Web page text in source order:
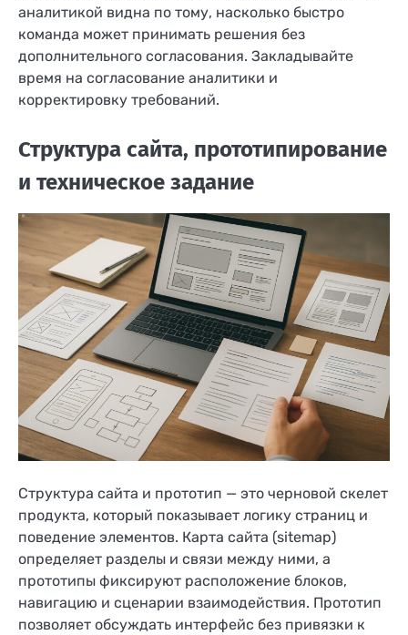
аналитикой видна по тому, насколько быстро
команда может принимать решения без
дополнительного согласования. Закладывайте
время на согласование аналитики и
корректировку требований.
Структура сайта, прототипирование
и техническое задание
Структура сайта и прототип — это черновой скелет
продукта, который показывает логику страниц и
поведение элементов. Карта сайта (sitemap)
определяет разделы и связи между ними, а
прототипы фиксируют расположение блоков,
навигацию и сценарии взаимодействия. Прототип
позволяет обсуждать интерфейс без привязки к